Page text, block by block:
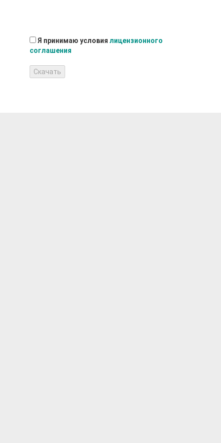
Я принимаю условия лицензионного
соглашения
Скачать